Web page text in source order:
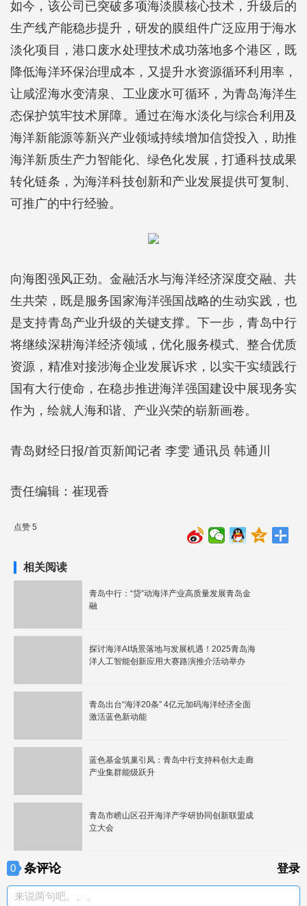
如今，该公司已突破多项海淡膜核心技术，升级后的
生产线产能稳步提升，研发的膜组件广泛应用于海水
淡化项目，港口废水处理技术成功落地多个港区，既
降低海洋环保治理成本，又提升水资源循环利用率，
让咸涩海水变清泉、工业废水可循环，为青岛海洋生
态保护筑牢技术屏障。通过在海水淡化与综合利用及
海洋新能源等新兴产业领域持续增加信贷投入，助推
海洋新质生产力智能化、绿色化发展，打通科技成果
转化链条，为海洋科技创新和产业发展提供可复制、
可推广的中行经验。
向海图强风正劲。金融活水与海洋经济深度交融、共
生共荣，既是服务国家海洋强国战略的生动实践，也
是支持青岛产业升级的关键支撑。下一步，青岛中行
将继续深耕海洋经济领域，优化服务模式、整合优质
资源，精准对接涉海企业发展诉求，以实干实绩践行
国有大行使命，在稳步推进海洋强国建设中展现务实
作为，绘就人海和谐、产业兴荣的崭新画卷。
青岛财经日报/首页新闻记者 李雯 通讯员 韩通川
责任编辑：崔现香
点赞 5
相关阅读
青岛中行：“贷”动海洋产业高质量发展青岛金
融
探讨海洋AI场景落地与发展机遇！2025青岛海
洋人工智能创新应用大赛路演推介活动举办
青岛出台“海洋20条” 4亿元加码海洋经济全面
激活蓝色新动能
蓝色基金筑巢引凤：青岛中行支持科创大走廊
产业集群能级跃升
青岛市崂山区召开海洋产学研协同创新联盟成
立大会
0 条评论 登录
来说两句吧。。。